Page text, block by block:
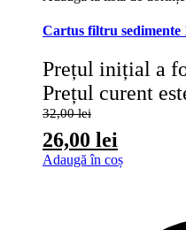
Cartus filtru sedimente
32,00lei
Prețul inițial a
26,00 lei
Prețul curent
Adaugă în coș